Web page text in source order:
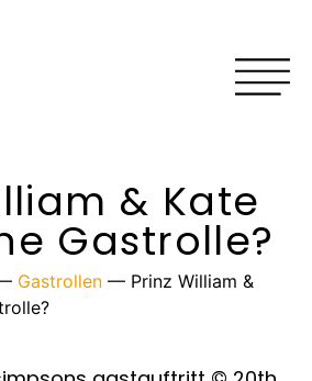
& Kate
Gastrolle?
Gastrollen — Prinz William &